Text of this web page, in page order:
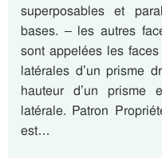
superposables et
bases. – les autres
sont appelées les
latérales d’un prisme
hauteur d’un prisme
latérale. Patron
est…